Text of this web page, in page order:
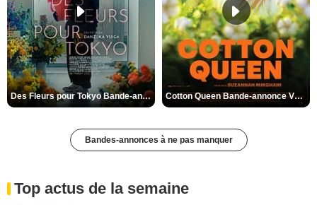
Des Fleurs pour Tokyo Bande-annonce VO STFR Cotton Queen Bande-annonce VO STFR
Bandes-annonces à ne pas manquer
Top actus de la semaine